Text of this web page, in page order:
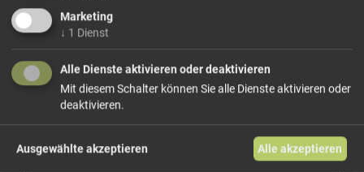
mehr Infos +
Größe: 200 g Preis: 4,90 €
Marketing
↓ 1 Dienst
Alle Dienste aktivieren oder deaktivieren
Mit diesem Schalter können Sie alle Dienste aktivieren oder
deaktivieren.
Ausgewählte akzeptieren Alle akzeptieren